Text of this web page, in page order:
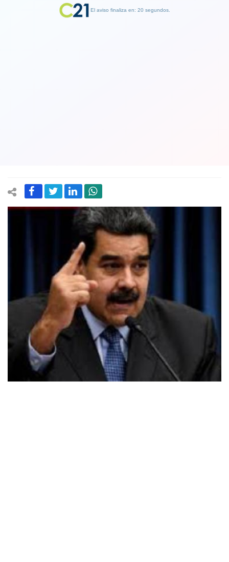
El aviso finaliza en: 19 segundos.